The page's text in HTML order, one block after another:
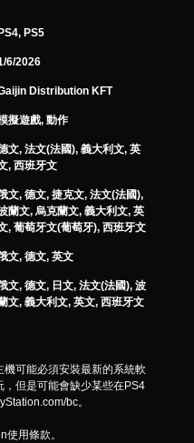
9
8
評
分
PS4, PS5
6/2026
Distribution KFT
擬遊戲, 動作
文, 法文(法國), 義大利文, 英
, 西班牙文
文, 德文, 捷克文, 法文(法國),
蘭文, 烏克蘭文, 義大利文, 英
, 葡萄牙文(葡萄牙), 西班牙文
文, 德文, 英文
文, 德文, 日文, 法文(法國), 波
文, 義大利文, 英文, 西班牙文
可能必須安裝最新的系統軟
但是可能會缺少某些在PS4
bc。
用條款。